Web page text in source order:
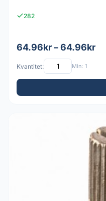
282
64.96kr – 64.96kr
Kvantitet: Min: 1